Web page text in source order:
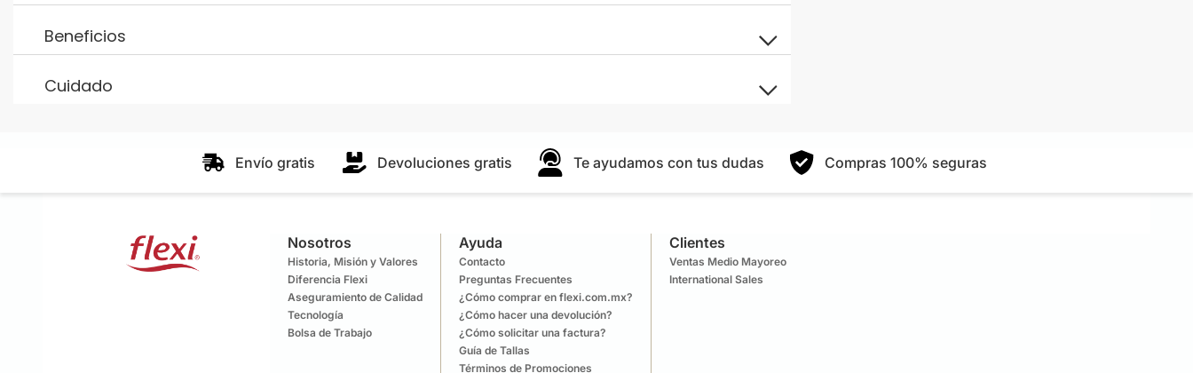
Beneficios
Cuidado
Envío gratis Devoluciones gratis Te ayudamos con tus dudas Compras 100% seguras
Nosotros
Historia, Misión y Valores
Diferencia Flexi
Aseguramiento de Calidad
Tecnología
Bolsa de Trabajo
Ayuda
Contacto
Preguntas Frecuentes
¿Cómo comprar en flexi.com.mx?
¿Cómo hacer una devolución?
¿Cómo solicitar una factura?
Guía de Tallas
Términos de Promociones
Clientes
Ventas Medio Mayoreo
International Sales